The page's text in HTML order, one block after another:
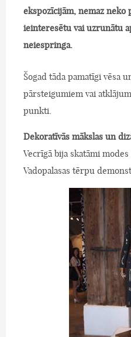
ekspozīcijām, nemaz
ieinteresētu vai uzrunātu
neiespringa.
Šogad tāda pamatīgi vēsa
pārsteigumiem vai
punkti.
Dekoratīvās mākslas un
Vecrīgā bija skatāmi
Vadopalasas tērpu